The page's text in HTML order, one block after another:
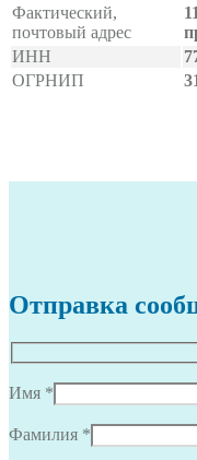
Фактический,
почтовый адрес
ИНН
ОГРНИП
Отправка
Имя *
Фамилия *